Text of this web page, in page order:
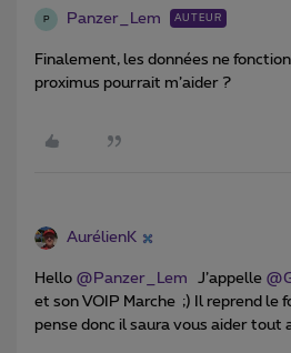
P Panzer_Lem AUTEUR
Finalement, les données ne
proximus pourrait m’aider ?
AurélienK
Hello @Panzer_Lem J’appelle
et son VOIP Marche ;) Il reprend le
pense donc il saura vous aider tout